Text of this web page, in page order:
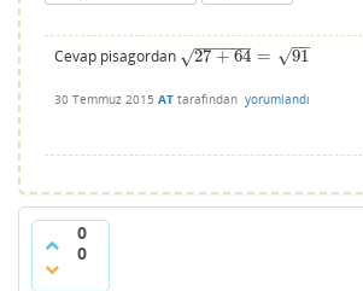
Cevap pisagordan 27 + 64
− −
−−−−
√ = 91
−−
√
27+64= 91
30 Temmuz 2015 AT tarafından yorumlandı
0
0